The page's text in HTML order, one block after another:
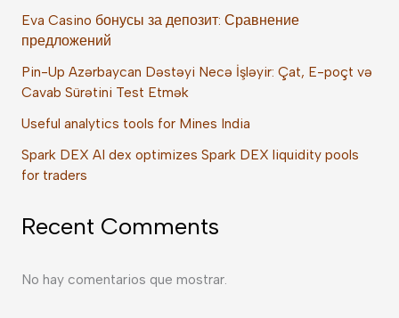
Eva Casino бонусы за депозит: Сравнение
предложений
Pin-Up Azərbaycan Dəstəyi Necə İşləyir: Çat, E-poçt və
Cavab Sürətini Test Etmək
Useful analytics tools for Mines India
Spark DEX AI dex optimizes Spark DEX liquidity pools
for traders
Recent Comments
No hay comentarios que mostrar.